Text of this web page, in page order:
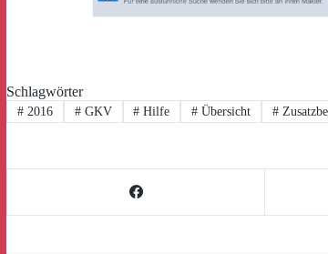
Schlagwörter
#2016 #GKV # Hilfe # Übersicht #